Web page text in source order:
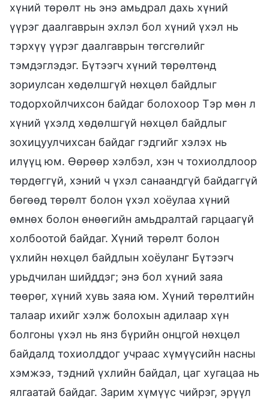
хүний төрөлт нь энэ амьдрал дахь хүний
үүрэг даалгаврын эхлэл бол хүний үхэл нь
тэрхүү үүрэг даалгаврын төгсгөлийг
тэмдэглэдэг. Бүтээгч хүний төрөлтөнд
зориулсан хөдөлшгүй нөхцөл байдлыг
тодорхойлчихсон байдаг болохоор Тэр мөн л
хүний үхэлд хөдөлшгүй нөхцөл байдлыг
зохицуулчихсан байдаг гэдгийг хэлэх нь
илүүц юм. Өөрөөр хэлбэл, хэн ч тохиолдлоор
төрдөггүй, хэний ч үхэл санаандгүй байдаггүй
бөгөөд төрөлт болон үхэл хоёулаа хүний
өмнөх болон өнөөгийн амьдралтай гарцаагүй
холбоотой байдаг. Хүний төрөлт болон
үхлийн нөхцөл байдлын хоёуланг Бүтээгч
урьдчилан шийддэг; энэ бол хүний заяа
төөрөг, хүний хувь заяа юм. Хүний төрөлтийн
талаар ихийг хэлж болохын адилаар хүн
болгоны үхэл нь янз бүрийн онцгой нөхцөл
байдалд тохиолддог учраас хүмүүсийн насны
хэмжээ, тэдний үхлийн байдал, цаг хугацаа нь
ялгаатай байдаг. Зарим хүмүүс чийрэг, эрүүл